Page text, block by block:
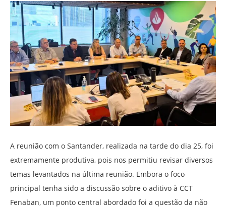
A reunião com o Santander, realizada na tarde do dia 25, foi
extremamente produtiva, pois nos permitiu revisar diversos
temas levantados na última reunião. Embora o foco
principal tenha sido a discussão sobre o aditivo à CCT
Fenaban, um ponto central abordado foi a questão da não